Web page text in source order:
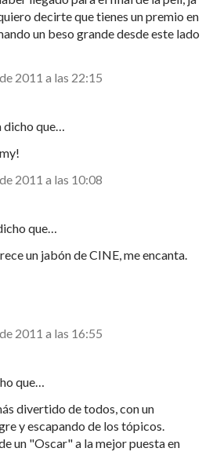
decirte que tienes un premio en
un beso grande desde este lado
2011 a las 22:15
dicho que…
2011 a las 10:08
que…
un jabón de CINE, me encanta.
2011 a las 16:55
que…
divertido de todos, con un
y escapando de los tópicos.
un "Oscar" a la mejor puesta en